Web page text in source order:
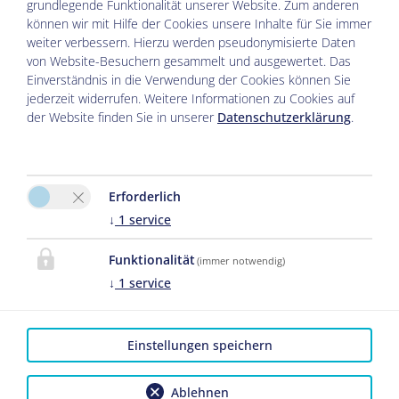
Einstellungen die Option "Funktionalität"
für die korrekte Map-Darstellung
Cookie Einstellungen
grundlegende Funktionalität unserer Website. Zum anderen
können wir mit Hilfe der Cookies unsere Inhalte für Sie immer
weiter verbessern. Hierzu werden pseudonymisierte Daten
von Website-Besuchern gesammelt und ausgewertet. Das
Einverständnis in die Verwendung der Cookies können Sie
jederzeit widerrufen. Weitere Informationen zu Cookies auf
der Website finden Sie in unserer Datenschutzerklärung.
Erforderlich
↓ 1 service
Funktionalität(immer notwendig)
↓ 1 service
Ablehnen
Einstellungen speichern